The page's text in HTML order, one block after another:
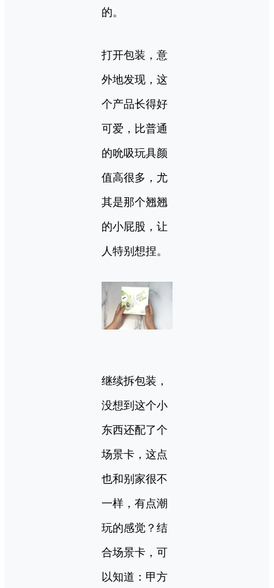
的。
打开包装，意
外地发现，这
个产品长得好
可爱，比普通
的吮吸玩具颜
值高很多，尤
其是那个翘翘
的小屁股，让
人特别想捏。
继续拆包装，
没想到这个小
东西还配了个
场景卡，这点
也和别家很不
一样，有点潮
玩的感觉？结
合场景卡，可
以知道：甲方